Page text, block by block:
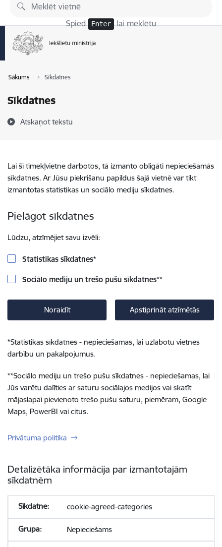
Pāriet uz lapas saturu
Spied Enter lai meklētu
Sākums Sīkdatnes
Sīkdatnes
Atskaņot tekstu
Lai šī tīmekļvietne darbotos, tā izmanto obligāti nepieciešamās
sīkdatnes. Ar Jūsu piekrišanu papildus šajā vietnē var tikt
izmantotas statistikas un sociālo mediju sīkdatnes.
Pielāgot sīkdatnes
Lūdzu, atzīmējiet savu izvēli:
Statistikas sīkdatnes*
Sociālo mediju un trešo pušu sīkdatnes**
Noraidīt Apstiprināt atzīmētās
*Statistikas sīkdatnes - nepieciešamas, lai uzlabotu vietnes
darbību un pakalpojumus.
**Sociālo mediju un trešo pušu sīkdatnes - nepieciešamas, lai
Jūs varētu dalīties ar saturu sociālajos medijos vai skatīt
mājaslapai pievienoto trešo pušu saturu, piemēram, Google
Maps, PowerBI vai citus.
Privātuma politika
Detalizētāka informācija par izmantotajām
sīkdatnēm
cookie-agreed-categories
Nepieciešams